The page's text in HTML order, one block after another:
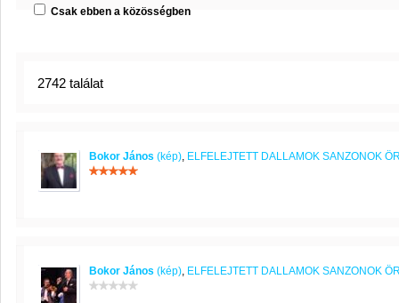
Csak ebben a közösségben
2742 találat
Bokor János (kép), ELFELEJTETT DALLAMOK SANZONOK
Bokor János (kép), ELFELEJTETT DALLAMOK SANZONOK